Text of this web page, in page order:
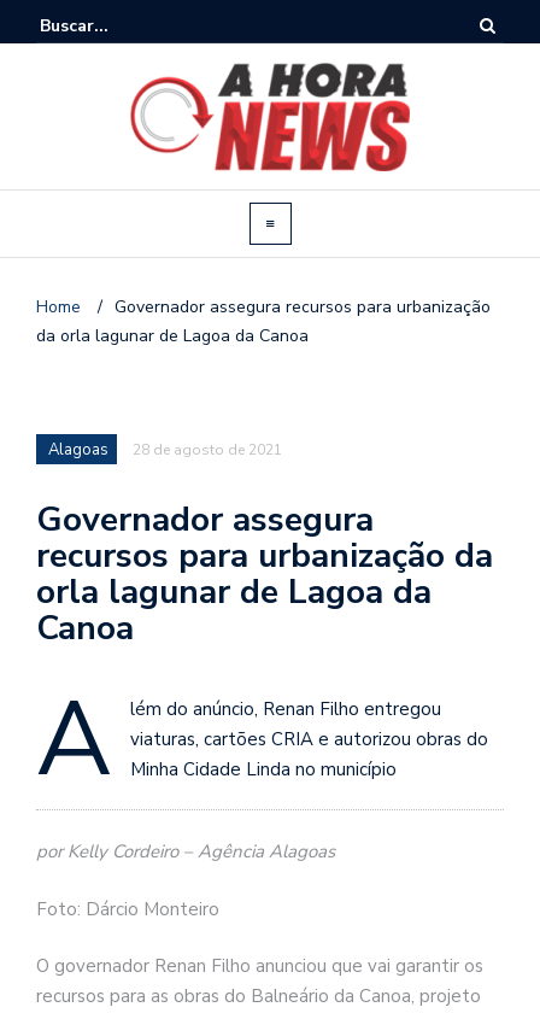
Home / Governador assegura recursos para urbanização
da orla lagunar de Lagoa da Canoa
Alagoas 28 de agosto de 2021
Governador assegura
recursos para urbanização da
orla lagunar de Lagoa da
Canoa
A
lém do anúncio, Renan Filho entregou
viaturas, cartões CRIA e autorizou obras do
Minha Cidade Linda no município
por Kelly Cordeiro – Agência Alagoas
Foto: Dárcio Monteiro
O governador Renan Filho anunciou que vai garantir os
recursos para as obras do Balneário da Canoa, projeto